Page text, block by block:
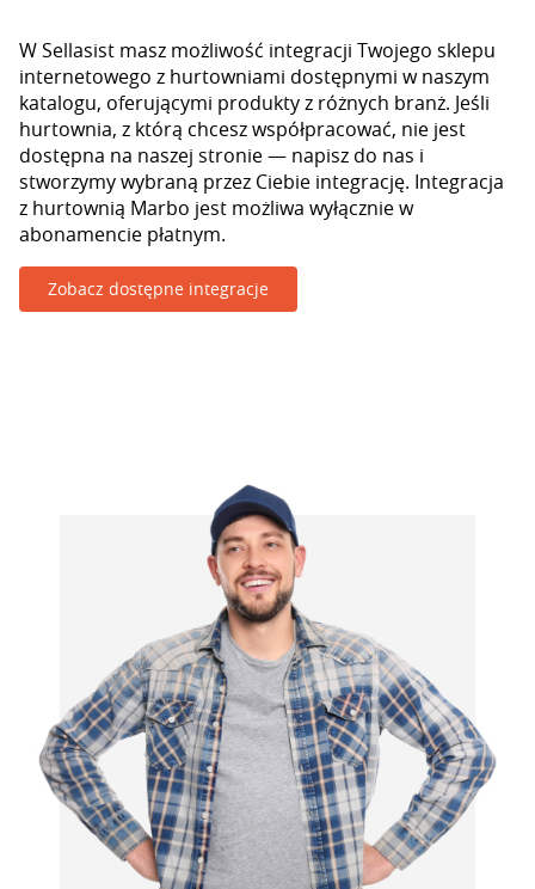
W Sellasist masz możliwość integracji Twojego sklepu
internetowego z hurtowniami dostępnymi w naszym
katalogu, oferującymi produkty z różnych branż. Jeśli
hurtownia, z którą chcesz współpracować, nie jest
dostępna na naszej stronie — napisz do nas i
stworzymy wybraną przez Ciebie integrację. Integracja
z hurtownią Marbo jest możliwa wyłącznie w
abonamencie płatnym.
Zobacz dostępne integracje